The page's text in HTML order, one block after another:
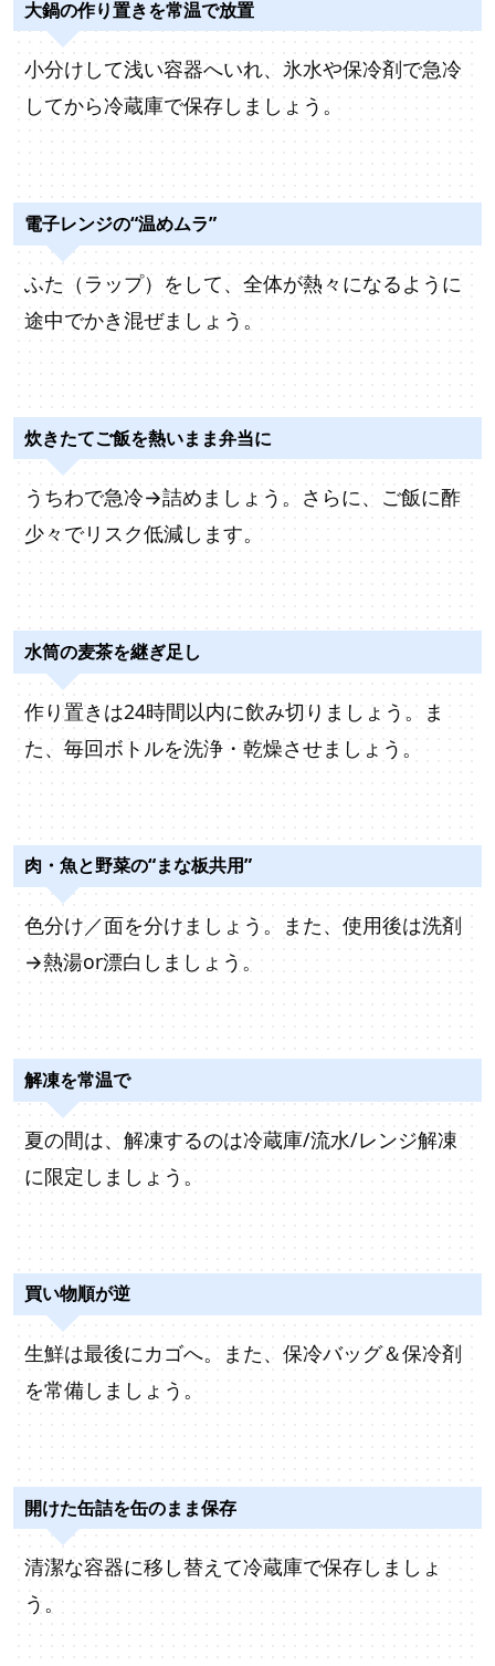
大鍋の作り置きを常温で放置
小分けして浅い容器へいれ、氷水や保冷剤で急冷
してから冷蔵庫で保存しましょう。
電子レンジの“温めムラ”
ふた（ラップ）をして、全体が熱々になるように
途中でかき混ぜましょう。
炊きたてご飯を熱いまま弁当に
うちわで急冷→詰めましょう。さらに、ご飯に酢
少々でリスク低減します。
水筒の麦茶を継ぎ足し
作り置きは24時間以内に飲み切りましょう。ま
た、毎回ボトルを洗浄・乾燥させましょう。
肉・魚と野菜の“まな板共用”
色分け／面を分けましょう。また、使用後は洗剤
→熱湯or漂白しましょう。
解凍を常温で
夏の間は、解凍するのは冷蔵庫/流水/レンジ解凍
に限定しましょう。
買い物順が逆
生鮮は最後にカゴへ。また、保冷バッグ＆保冷剤
を常備しましょう。
開けた缶詰を缶のまま保存
清潔な容器に移し替えて冷蔵庫で保存しましょ
う。